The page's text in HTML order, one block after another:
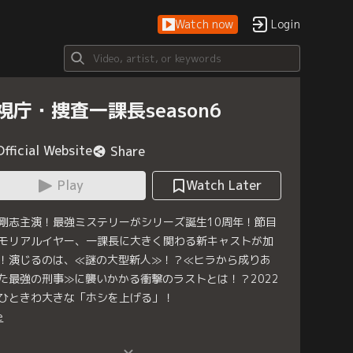
Watch now Login
庁・捜査一課長season6
Website
Share
Play
Watch Later
志主演！最強ミステリーがシリーズ誕生10周年！節目
リアルイヤー、一課長に大きく関わる新キャストが加
演じるのは、≪謎の大型新人≫！？≪ヒラから成りあ
最強の刑事≫に襲いかかる衝撃のラストとは！？2022
ときわ大きな「ホシを上げる」！